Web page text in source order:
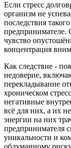
Если стресс
организм не
последствия
предпринимателе.
чувство
концентрация
Как следствие -
недоверие,
перекладывание
хроническом
негативные
всё для них, а их
энергии на них
предпринимателя
уникальности и
обдуманному